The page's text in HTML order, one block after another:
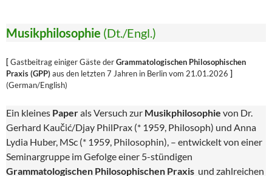
Musikphilosophie (Dt./Engl.)
[Gastbeitrag einiger Gäste derGrammatologischen Philosophischen
Praxis (GPP)aus den letzten 7 Jahren in Berlin vom 21.01.2026 ]
(German/English)
Ein kleines Paperals Versuch zur Musikphilosophie von Dr.
Gerhard Kaučić/Djay PhilPrax (* 1959, Philosoph) und Anna
Lydia Huber, MSc (* 1959, Philosophin), – entwickelt von einer
Seminargruppe im Gefolge einer 5-stündigen
Grammatologischen Philosophischen Praxis und zahlreichen